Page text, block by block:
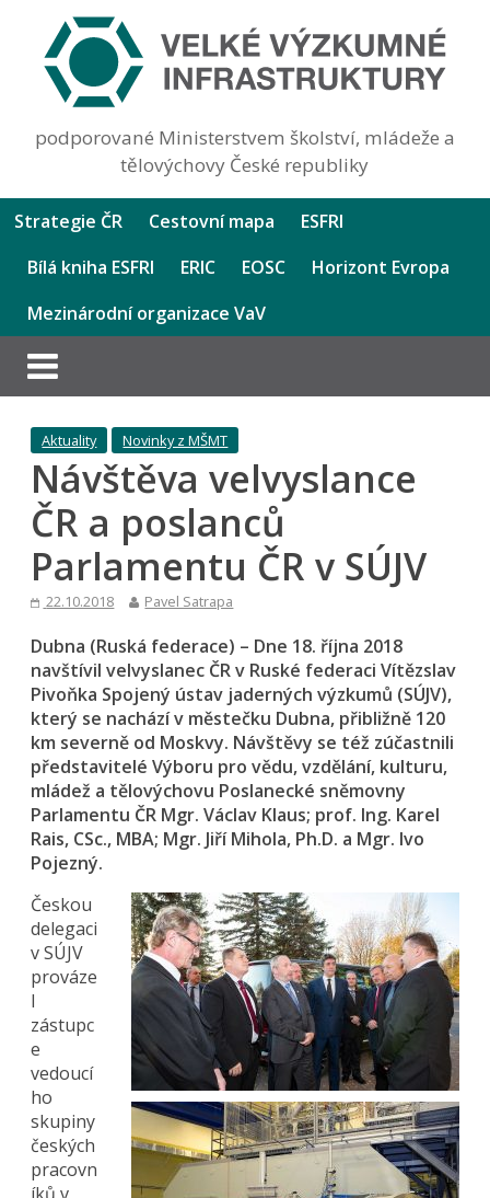
podporované Ministerstvem školství, mládeže a
tělovýchovy České republiky
Strategie ČR Cestovní mapa
ESFRI
Bílá kniha ESFRI
ERIC EOSC
Horizont Evropa
Mezinárodní organizace VaV
Aktuality Novinky z MŠMT
Návštěva velvyslance
ČR a poslanců
Parlamentu ČR v SÚJV
22.10.2018 Pavel Satrapa
Dubna (Ruská federace) – Dne 18. října 2018
navštívil velvyslanec ČR v Ruské federaci Vítězslav
Pivoňka Spojený ústav jaderných výzkumů (SÚJV),
který se nachází v městečku Dubna, přibližně 120
km severně od Moskvy. Návštěvy se též zúčastnili
představitelé Výboru pro vědu, vzdělání, kulturu,
mládež a tělovýchovu Poslanecké sněmovny
Parlamentu ČR Mgr. Václav Klaus; prof. Ing. Karel
Rais, CSc., MBA; Mgr. Jiří Mihola, Ph.D. a Mgr. Ivo
Pojezný.
Českou
delegaci
v SÚJV
prováze
l
zástupc
e
vedoucí
ho
skupiny
českých
pracovn